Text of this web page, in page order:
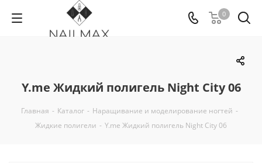
0
Y.me Жидкий полигель Night City 06
Главная - Каталог - Наращивание и моделирование ногтей -
Жидкие полигели - Y.me Жидкий полигель Night City 06